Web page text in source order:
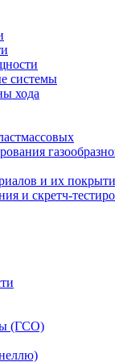
системы
хода
и их
и скретч-
(ГСО)